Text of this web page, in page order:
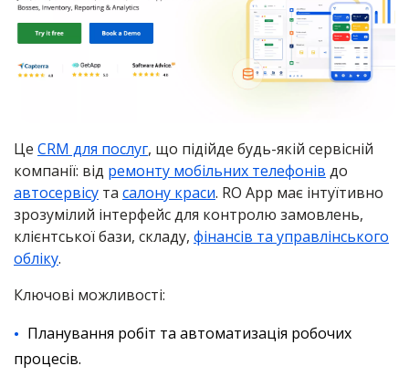
Це CRM для послуг, що підійде будь-якій сервісній
компанії: від ремонту мобільних телефонів до
автосервісу та салону краси. RO App має інтуїтивно
зрозумілий інтерфейс для контролю замовлень,
клієнтської бази, складу, фінансів та управлінського
обліку.
Ключові можливості:
Планування робіт та автоматизація робочих
процесів.